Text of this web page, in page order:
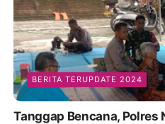
BERITA TERUPDATE 2024
Tanggap Bencana, Polres